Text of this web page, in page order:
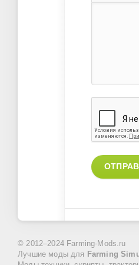
© 2012–2024 Farming-Mods.ru
Лучшие моды для
Farming